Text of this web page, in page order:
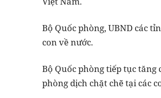
Bộ Quốc phòng, UBND các
con về nước.
Bộ Quốc phòng tiếp tục
phòng dịch chặt chẽ tại các